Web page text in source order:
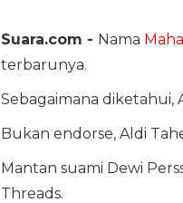
Suara.com - Nama
terbarunya.
Sebagaimana diketahui,
Bukan endorse, Aldi
Mantan suami Dewi
Threads.